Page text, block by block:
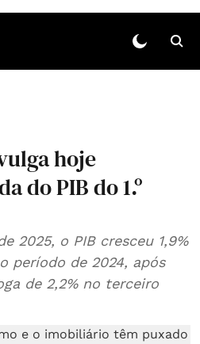
hoje
do PIB do 1.º
2025, o PIB cresceu 1,9%
período de 2024, após
de 2,2% no terceiro